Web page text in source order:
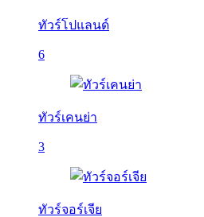
ทัวร์โปแลนด์
6
ทัวร์เคนย่า
3
ทัวร์จอร์เจีย